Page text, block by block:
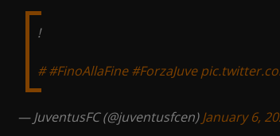
!
# #FinoAllaFine #ForzaJuve
— JuventusFC (@juventusfcen)January 6,